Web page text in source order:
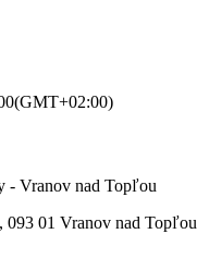
(GMT+02:00)
- Vranov nad Topľou
093 01 Vranov nad Topľou